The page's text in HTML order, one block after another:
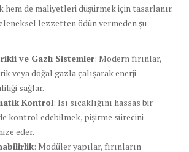
hem de maliyetleri düşürmek için tasarlanır.
lezzetten ödün vermeden şu
ve Gazlı Sistemler: Modern fırınlar,
veya doğal gazla çalışarak enerji
sağlar.
Kontrol: Isı sıcaklığını hassas bir
kontrol edebilmek, pişirme sürecini
eder.
: Modüler yapılar, fırınların